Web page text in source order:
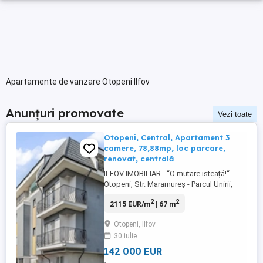
Apartamente de vanzare Otopeni Ilfov
Anunțuri promovate Vezi toate
Otopeni, Central, Apartament 3
camere, 78,88mp, loc parcare,
renovat, centrală
ILFOV IMOBILIAR - “O mutare isteață!“
Otopeni, Str. Maramureș - Parcul Unirii,
parcare, centrală proprie, recent renovat, 2
răspundere, aproape de centru. PREȚ:
142.000 euro (nu se adaugă tva) Așa cum
v-am obișnuit, COMISION ...
2115 EUR/m2| 67 m2
Otopeni, Ilfov
30 iulie
142 000 EUR